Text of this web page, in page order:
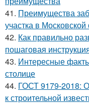
41. Преимущества
участка в Московской
42. Как правильно
пошаговая
43. Интересные
столице
44. ГОСТ 9179-2018:
к строительной